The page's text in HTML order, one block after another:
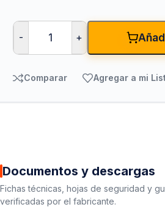
- +
Comparar Agregar a mi
Documentos y descargas
Fichas técnicas, hojas de seguridad y
verificadas por el fabricante.